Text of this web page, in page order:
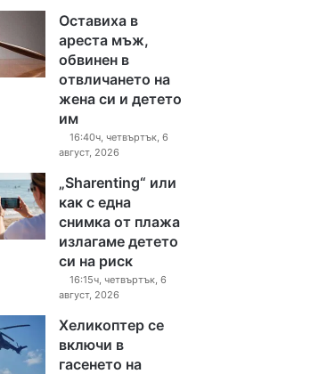
Оставиха в
ареста мъж,
обвинен в
отвличането на
жена си и детето
им
16:40ч, четвъртък, 6
август, 2026
„Sharenting“ или
как с една
снимка от плажа
излагаме детето
си на риск
16:15ч, четвъртък, 6
август, 2026
Хеликоптер се
включи в
гасенето на